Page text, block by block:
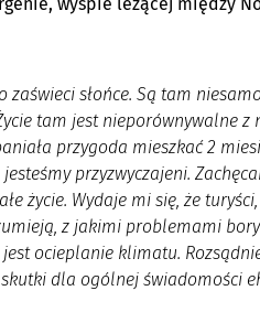
słońce. Są tam
tam jest nieporównywalne z
przygoda mieszkać 2
przyzwyczajeni.
życie. Wydaje mi się, że
z jakimi problemami
ocieplanie klimatu.
dla ogólnej świadomości